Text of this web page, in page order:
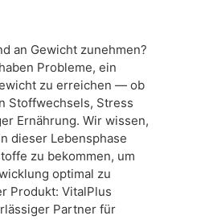
an Gewicht zunehmen?
Probleme, ein
zu erreichen — ob
Stoffwechsels, Stress
Ernährung. Wir wissen,
dieser Lebensphase
zu bekommen, um
optimal zu
Produkt: VitalPlus
Partner für